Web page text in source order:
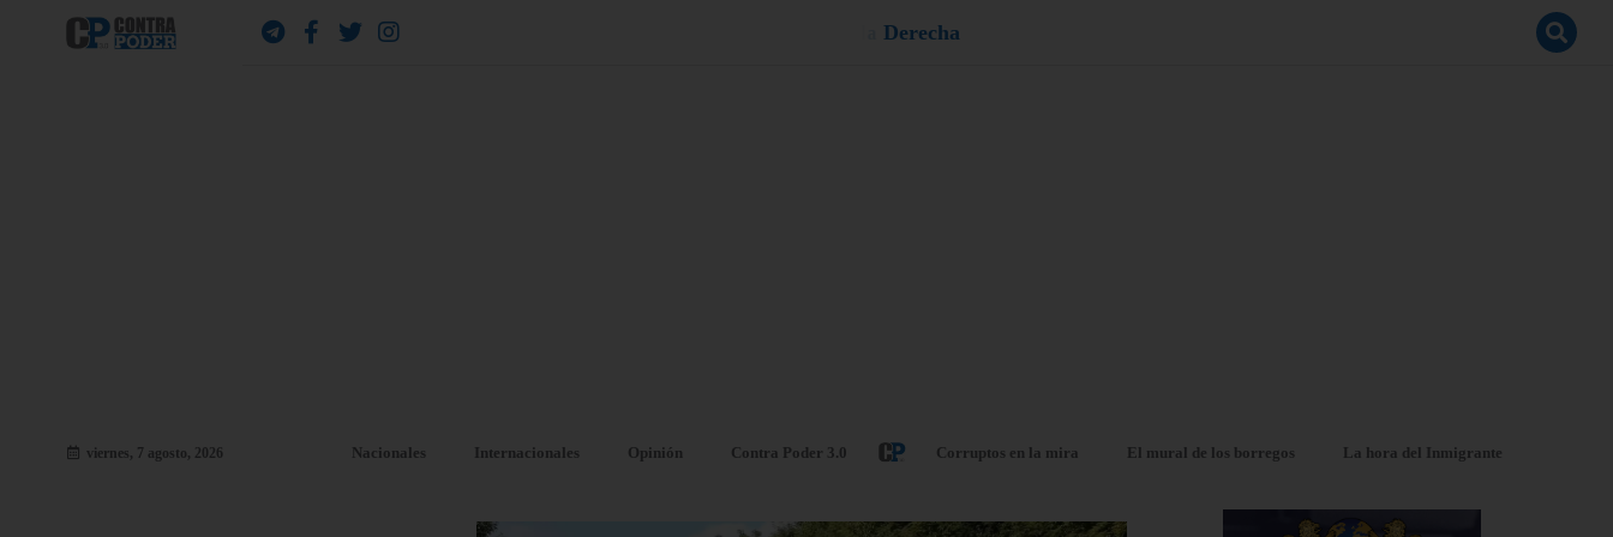
viernes, 7 agosto, 2026 Nacionales Internacionales Opinión Contra Poder 3.0 Corruptos en la mira El mural de los borregos La hora del Inmigrante